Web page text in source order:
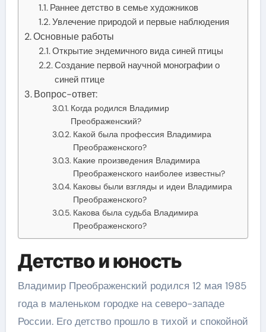
Раннее детство в семье художников
Увлечение природой и первые наблюдения
Основные работы
Открытие эндемичного вида синей птицы
Создание первой научной монографии о
синей птице
Вопрос-ответ:
Когда родился Владимир
Преображенский?
Какой была профессия Владимира
Преображенского?
Какие произведения Владимира
Преображенского наиболее известны?
Каковы были взгляды и идеи Владимира
Преображенского?
Какова была судьба Владимира
Преображенского?
Детство и юность
Владимир Преображенский родился 12 мая 1985
года в маленьком городке на северо-западе
России. Его детство прошло в тихой и спокойной